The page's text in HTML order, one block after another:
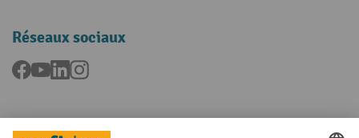
Réseaux sociaux
Facebook
YouTubeLinkedInInstagram
Langues